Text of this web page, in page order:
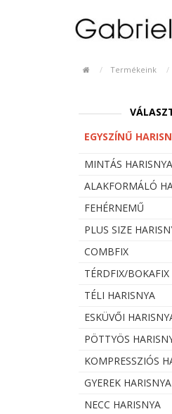
Termékeink
EGYSZÍNŰ
MINTÁS HARISNYA
ALAKFORMÁLÓ
FEHÉRNEMŰ
PLUS SIZE
COMBFIX
TÉRDFIX/BOKAFIX
TÉLI HARISNYA
ESKÜVŐI
PÖTTYÖS
KOMPRESSZIÓS
GYEREK HARISNYA
NECC HARISNYA